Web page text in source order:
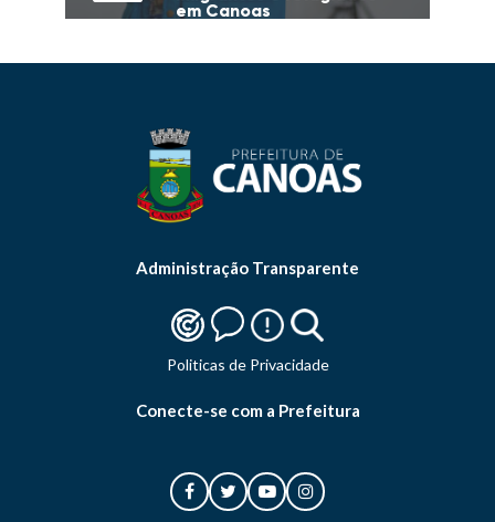
em Canoas
Administração Transparente
Politicas de Privacidade
Conecte-se com a Prefeitura